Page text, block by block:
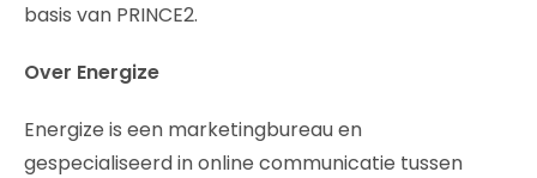
basis van PRINCE2.
Over Energize
Energize is een marketingbureau en
gespecialiseerd in online communicatie tussen